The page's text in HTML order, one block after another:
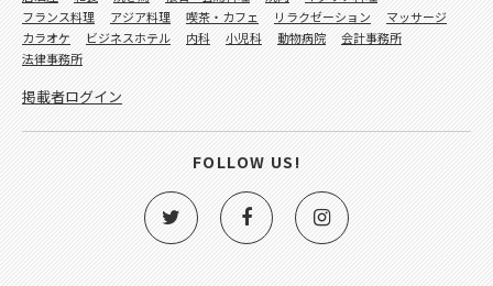
フランス料理
アジア料理 喫茶・カフェ リラクゼーション
マッサージ
カラオケ
ビジネスホテル 内科 小児科 動物病院
会計事務所
法律事務所
掲載者ログイン
FOLLOW US!